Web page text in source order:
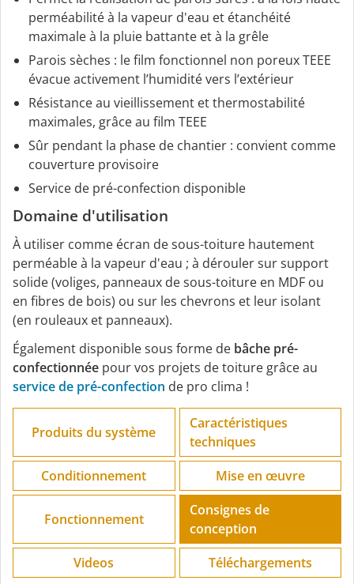
perméabilité à la vapeur d'eau et étanchéité
maximale à la pluie battante et à la grêle
Parois sèches : le film fonctionnel non poreux TEEE
évacue activement l’humidité vers l’extérieur
Résistance au vieillissement et thermostabilité
maximales, grâce au film TEEE
Sûr pendant la phase de chantier : convient comme
couverture provisoire
Service de pré-confection disponible
Domaine d'utilisation
À utiliser comme écran de sous-toiture hautement
perméable à la vapeur d'eau ; à dérouler sur support
solide (voliges, panneaux de sous-toiture en MDF ou
en fibres de bois) ou sur les chevrons et leur isolant
(en rouleaux et panneaux).
Également disponible sous forme de bâche pré-
confectionnée pour vos projets de toiture grâce au
service de pré-confection de pro clima !
Produits du système
Caractéristiques
techniques
Conditionnement
Mise en œuvre
Fonctionnement
Consignes de
conception
Videos
Téléchargements